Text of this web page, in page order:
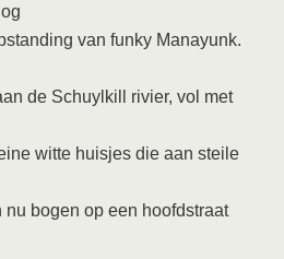
van funky Manayunk.
de Schuylkill rivier, vol met
witte huisjes die aan steile
nu bogen op een hoofdstraat